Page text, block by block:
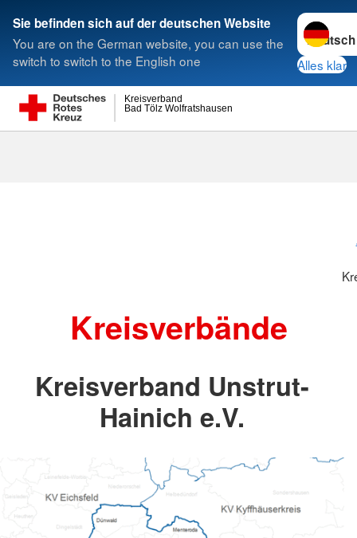
Sie befinden sich auf der deutschen Website
You are on the German website, you can use the
switch to switch to the English one
Sprache
Alles klar
Bad Tölz Wolfratshausen
Kreisverband
Suche
Kreisverbände
Kreisverband Unstrut-
Hainich e.V.